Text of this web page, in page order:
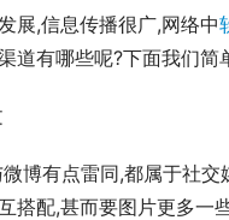
展,信息传播很广,网络中
道有哪些呢?下面我们简
搭配,甚而要图片更多一